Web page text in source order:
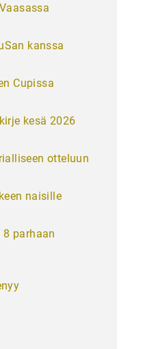
kanssa
Cupissa
kesä 2026
otteluun
naisille
8 parhaan